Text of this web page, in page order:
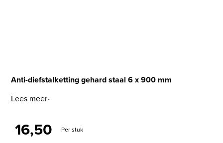
Anti-diefstalketting gehard staal 6 x 900 mm
Lees meer
16,50 Per stuk